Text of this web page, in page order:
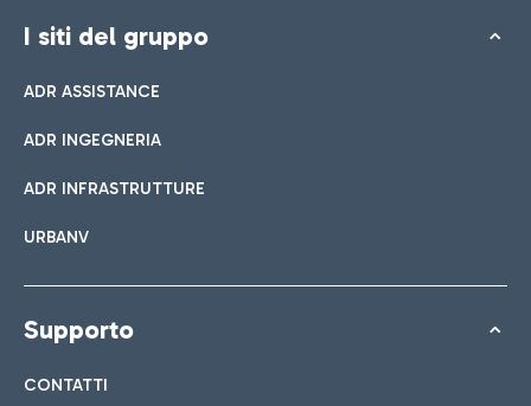
I siti del gruppo
ADR ASSISTANCE
ADR INGEGNERIA
ADR INFRASTRUTTURE
URBANV
Supporto
CONTATTI